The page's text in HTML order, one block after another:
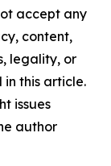
accept any
content,
legality, or
this article.
issues
author